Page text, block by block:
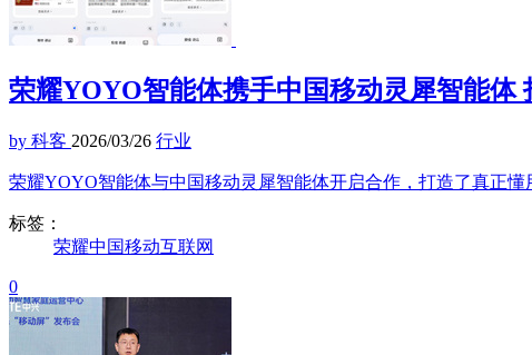
荣耀YOYO智能体携手中国移动灵犀智能体
by 科客 2026/03/26 行业
荣耀YOYO智能体与中国移动灵犀智能体开启合作，打造了真正懂
标签：
荣耀中国移动互联网
0